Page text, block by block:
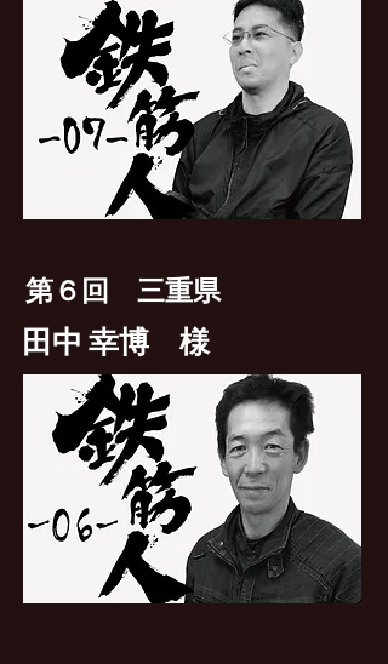
第６回 三重県
田中 幸博 様